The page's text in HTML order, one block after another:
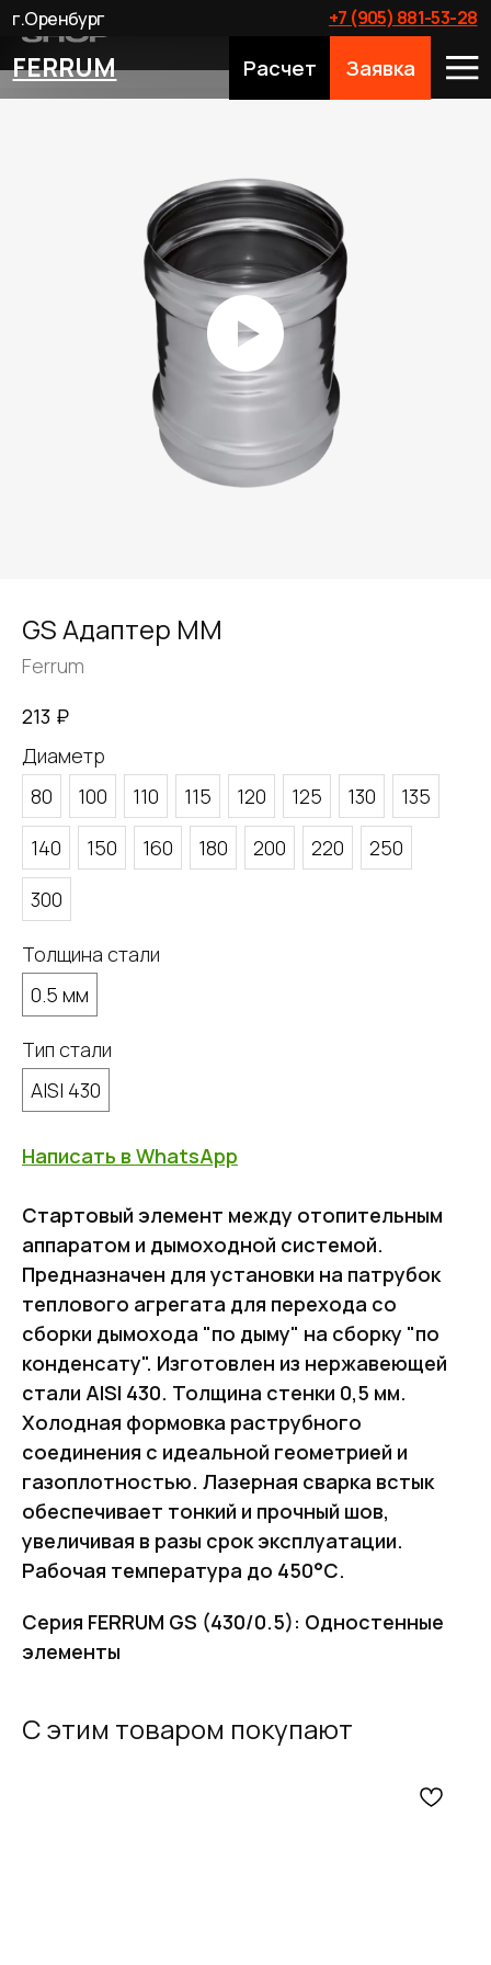
FERRUM Расчет Заявка
+7 (905) 881-53-28
г.Оренбург
GS Адаптер ММ
Ferrum
213 ₽
Диаметр
80
100 110 115 120 125 130
135
140
150 160 180 200 220
250
300
Толщина стали
0.5 мм
Тип стали
AISI 430
Написать в WhatsApp
Стартовый элемент между отопительным
аппаратом и дымоходной системой.
Предназначен для установки на патрубок
теплового агрегата для перехода со
сборки дымохода "по дыму" на сборку "по
конденсату". Изготовлен из нержавеющей
стали AISI 430. Толщина стенки 0,5 мм.
Холодная формовка раструбного
соединения с идеальной геометрией и
газоплотностью. Лазерная сварка встык
обеспечивает тонкий и прочный шов,
увеличивая в разы срок эксплуатации.
Рабочая температура до 450°С.
Серия FERRUM GS (430/0.5): Одностенные
элементы
С этим товаром покупают